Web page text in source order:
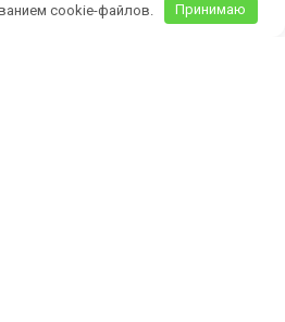
cookie-файлов.
Принимаю